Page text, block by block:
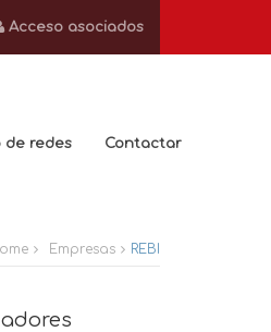
Acceso asociados
de redes Contactar
Empresas REBI